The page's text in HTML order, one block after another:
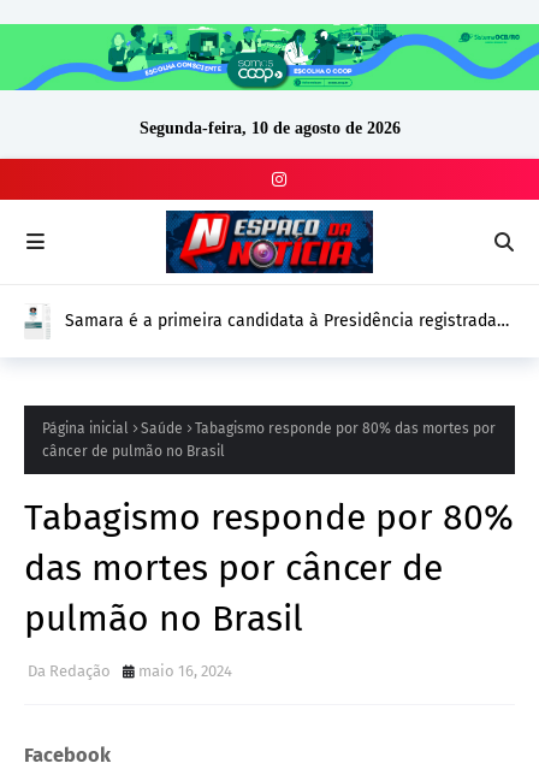
Segunda-feira, 10 de agosto de 2026
Samara é a primeira candidata à Presidência registrada
Página inicial Saúde
Tabagismo responde por 80% das mortes por
câncer de pulmão no Brasil
Tabagismo responde por 80%
das mortes por câncer de
pulmão no Brasil
Da Redação maio 16, 2024
Facebook